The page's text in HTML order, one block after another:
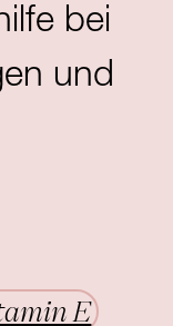
bei
und
E